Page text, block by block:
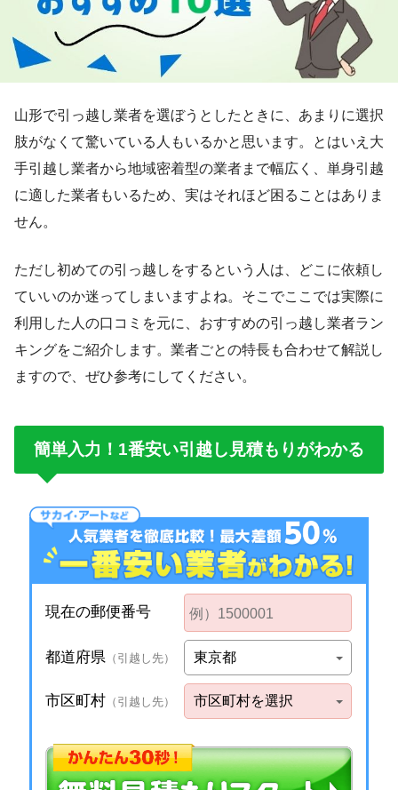
山形で引っ越し業者を選ぼうとしたときに、あまりに選択
肢がなくて驚いている人もいるかと思います。とはいえ大
手引越し業者から地域密着型の業者まで幅広く、単身引越
に適した業者もいるため、実はそれほど困ることはありま
せん。
ただし初めての引っ越しをするという人は、どこに依頼し
ていいのか迷ってしまいますよね。そこでここでは実際に
利用した人の口コミを元に、おすすめの引っ越し業者ラン
キングをご紹介します。業者ごとの特長も合わせて解説し
ますので、ぜひ参考にしてください。
簡単入力！1番安い引越し見積もりがわかる